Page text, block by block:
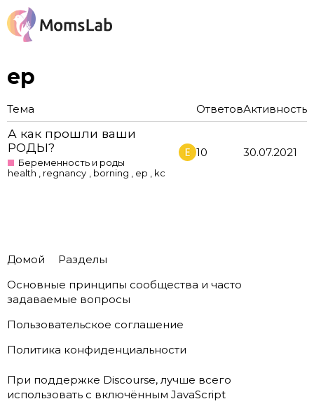
ep
Тема ОтветовАктивность
А как прошли ваши
РОДЫ?
Беременность и роды
health
regnancy borning ep kc
10 30.07.2021
Домой
Разделы
Основные принципы сообщества и часто
задаваемые вопросы
Пользовательское соглашение
Политика конфиденциальности
При поддержке Discourse, лучше всего
использовать с включённым JavaScript